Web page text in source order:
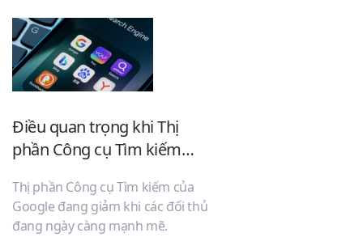
Điều quan trọng khi Thị
phần Công cụ Tìm kiếm
Đối thủ đang phát triển
Thị phần Công cụ Tìm kiếm của
Google đang giảm khi các đối thủ
đang ngày càng mạnh mẽ.